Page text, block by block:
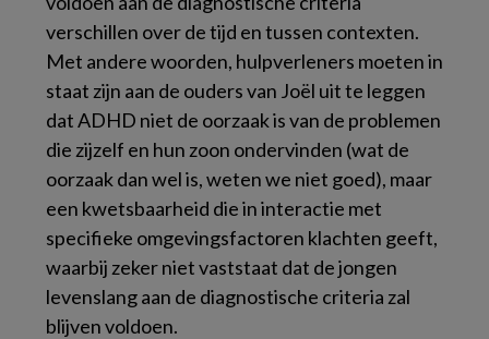
verschillen over de tijd en tussen contexten.
Met andere woorden, hulpverleners moeten in
staat zijn aan de ouders van Joël uit te leggen
dat ADHD niet de oorzaak is van de problemen
die zijzelf en hun zoon ondervinden (wat de
oorzaak dan wel is, weten we niet goed), maar
een kwetsbaarheid die in interactie met
specifieke omgevingsfactoren klachten geeft,
waarbij zeker niet vaststaat dat de jongen
levenslang aan de diagnostische criteria zal
blijven voldoen.